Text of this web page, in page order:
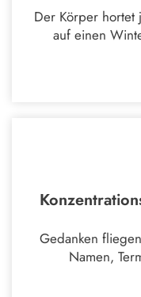
Der Körper hortet
auf einen
Gedanken
Namen,